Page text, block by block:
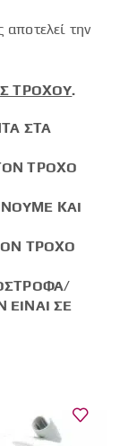
την
ΤΡΟΧΟΥ.
ΣΤΑ
ΤΡΟΧΟ
ΚΑΙ
ΤΡΟΧΟ
ΣΕ